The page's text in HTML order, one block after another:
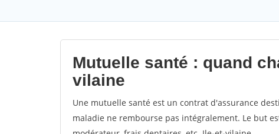
Mutuelle santé : quand
vilaine
Une mutuelle santé est un contrat d'assurance
maladie ne rembourse pas intégralement. Le but